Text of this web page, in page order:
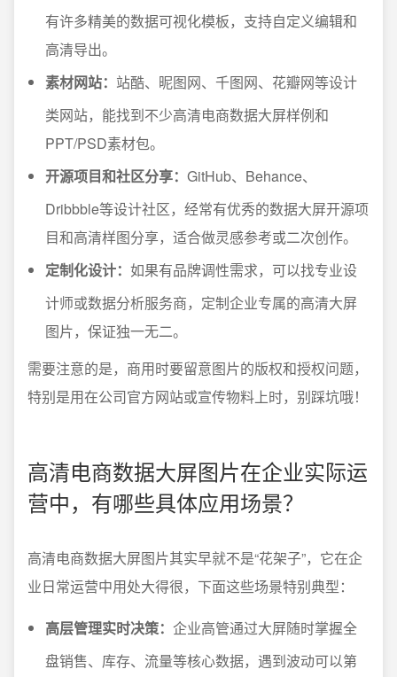
有许多精美的数据可视化模板，支持自定义编辑和
高清导出。
素材网站： 站酷、昵图网、千图网、花瓣网等设计
类网站，能找到不少高清电商数据大屏样例和
PPT/PSD素材包。
开源项目和社区分享： GitHub、Behance、
Dribbble等设计社区，经常有优秀的数据大屏开源项
目和高清样图分享，适合做灵感参考或二次创作。
定制化设计： 如果有品牌调性需求，可以找专业设
计师或数据分析服务商，定制企业专属的高清大屏
图片，保证独一无二。
需要注意的是，商用时要留意图片的版权和授权问题，
特别是用在公司官方网站或宣传物料上时，别踩坑哦！
高清电商数据大屏图片在企业实际运
营中，有哪些具体应用场景？
高清电商数据大屏图片其实早就不是“花架子”，它在企
业日常运营中用处大得很，下面这些场景特别典型：
高层管理实时决策： 企业高管通过大屏随时掌握全
盘销售、库存、流量等核心数据，遇到波动可以第